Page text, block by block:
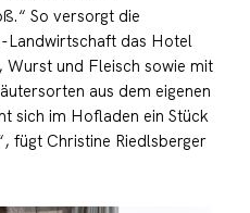
So versorgt die
Landwirtschaft das Hotel
und Fleisch sowie mit
aus dem eigenen
sich im Hofladen ein Stück
fügt Christine Riedlsberger